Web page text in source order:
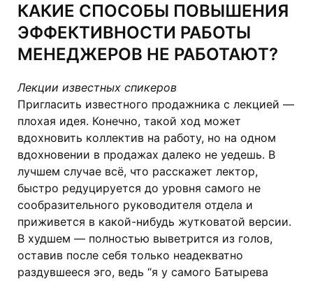
КАКИЕ СПОСОБЫ ПОВЫШЕНИЯ
ЭФФЕКТИВНОСТИ РАБОТЫ
МЕНЕДЖЕРОВ НЕ РАБОТАЮТ?
Лекции известных спикеров
Пригласить известного продажника с лекцией —
плохая идея. Конечно, такой ход может
вдохновить коллектив на работу, но на одном
вдохновении в продажах далеко не уедешь. В
лучшем случае всё, что расскажет лектор,
быстро редуцируется до уровня самого не
сообразительного руководителя отдела и
приживется в какой-нибудь жутковатой версии.
В худшем — полностью выветрится из голов,
оставив после себя только неадекватно
раздувшееся эго, ведь “я у самого Батырева